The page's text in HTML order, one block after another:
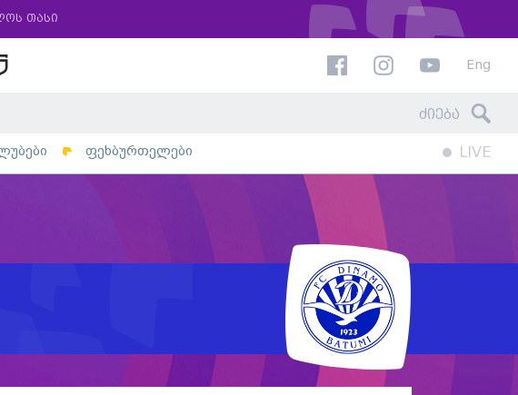
თასი
Eng
ფეხბურთელები LIVE